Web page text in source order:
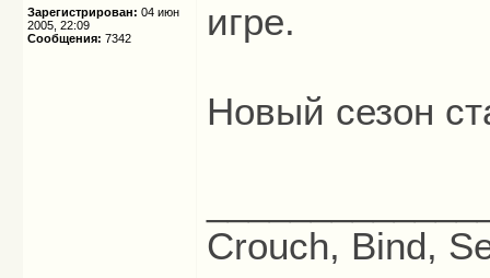
Зарегистрирован: 04 июн
2005, 22:09
Сообщения: 7342
игре.
Новый сезон
Crouch, Bind,